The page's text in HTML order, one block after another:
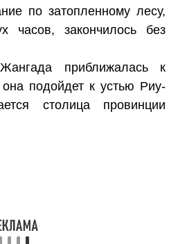
по затопленному лесу,
часов, закончилось без
приближалась к
подойдет к устью Риу-
столица провинции